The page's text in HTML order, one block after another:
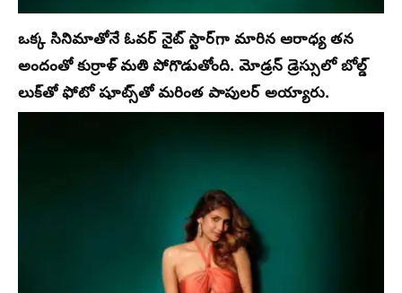
ఒక్క సినిమాతోనే ఓవర్ నైట్ స్టార్‌గా మారిన ఆరాధ్య తన
అందంతో కుర్రాళ్ మతి పోగొడుతోంది. మోడ్రన్ డ్రెస్సులో బోల్డ్
లుక్‌తో ఫోటో షూట్స్‌తో మరింత పాపులర్ అయ్యారు.